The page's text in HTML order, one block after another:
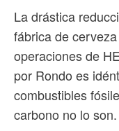
La drástica
fábrica de
operaciones de
por Rondo es
combustibles
carbono no lo son.